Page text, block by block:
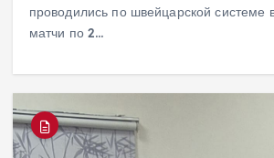
проводились по швейцарской системе
матчи по 2…